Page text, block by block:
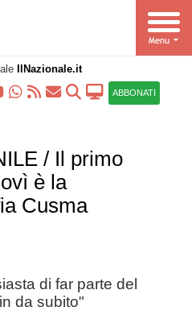
IlNazionale.it
ABBONATI
/ Il primo
è la
Cusma
di far parte del
da subito"